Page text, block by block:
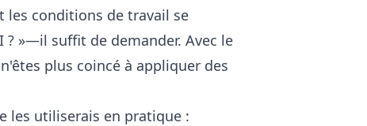
les conditions de travail se
»—il suffit de demander. Avec le
plus coincé à appliquer des
les utiliserais en pratique :